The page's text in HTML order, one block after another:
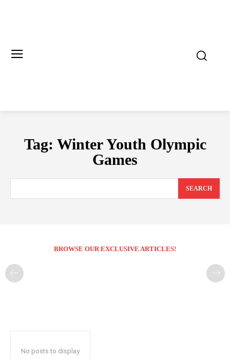
Tag: Winter Youth Olympic
Games
SEARCH
BROWSE OUR EXCLUSIVE ARTICLES!
No posts to display